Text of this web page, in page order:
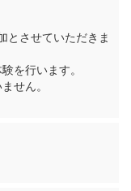
とさせていただきま
を行います。
せん。